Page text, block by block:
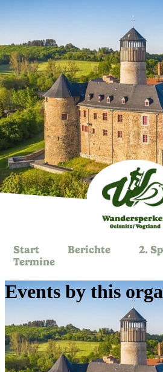
Start Berichte
2.
Termine
Events by this